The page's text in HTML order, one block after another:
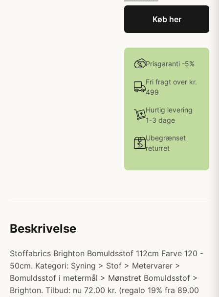
Køb her
Prisgaranti -5%
Fri fragt over kr.
499
Hurtig levering
1-3 dage
Ubegrænset
returret
Beskrivelse
Stoffabrics Brighton Bomuldsstof 112cm Farve 120 -
50cm. Kategori: Syning > Stof > Metervarer >
Bomuldsstof i metermål > Mønstret Bomuldsstof >
Brighton. Tilbud: nu 72.00 kr. (regalo 19% fra 89.00